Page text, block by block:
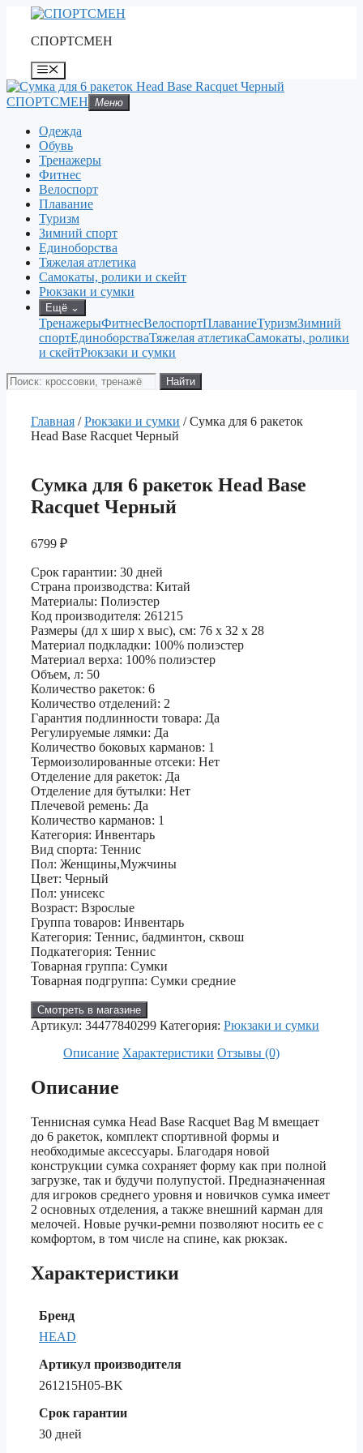
Перейти
содержимому
СПОРТСМЕН
Меню
СПОРТСМЕН Меню
Одежда
Обувь
Тренажеры
Фитнес
Велоспорт
Плавание
Туризм
Зимний спорт
Единоборства
Тяжелая атлетика
Самокаты, ролики и скейт
Рюкзаки и сумки
Ещё ⌄
ТренажерыФитнесВелоспортПлаваниеТуризмЗимний
спортЕдиноборстваТяжелая атлетикаСамокаты, ролики
и скейтРюкзаки и сумки
Поиск
товаров
Найти
Главная /Рюкзаки и сумки / Сумка для 6 ракеток
Head Base Racquet Черный
Сумка для 6 ракеток Head Base
Racquet Черный
6799 ₽
Срок гарантии: 30 дней
Страна производства: Китай
Материалы: Полиэстер
Код производителя: 261215
Размеры (дл х шир х выс), см: 76 х 32 х 28
Материал подкладки: 100% полиэстер
Материал верха: 100% полиэстер
Объем, л: 50
Количество ракеток: 6
Количество отделений: 2
Гарантия подлинности товара: Да
Регулируемые лямки: Да
Количество боковых карманов: 1
Термоизолированные отсеки: Нет
Отделение для ракеток: Да
Отделение для бутылки: Нет
Плечевой ремень: Да
Количество карманов: 1
Категория: Инвентарь
Вид спорта: Теннис
Пол: Женщины,Мужчины
Цвет: Черный
Пол: унисекс
Возраст: Взрослые
Группа товаров: Инвентарь
Категория: Теннис, бадминтон, сквош
Подкатегория: Теннис
Товарная группа: Сумки
Товарная подгруппа: Сумки средние
Смотреть в магазине
Артикул: 34477840299 Категория: Рюкзаки и сумки
Описание Характеристики Отзывы (0)
Описание
Теннисная сумка Head Base Racquet Bag M вмещает
до 6 ракеток, комплект спортивной формы и
необходимые аксессуары. Благодаря новой
конструкции сумка сохраняет форму как при полной
загрузке, так и будучи полупустой. Предназначенная
для игроков среднего уровня и новичков сумка имеет
2 основных отделения, а также внешний карман для
мелочей. Новые ручки-ремни позволяют носить ее с
комфортом, в том числе на спине, как рюкзак.
Характеристики
Бренд
HEAD
Артикул производителя
261215H05-BK
Срок гарантии
30 дней